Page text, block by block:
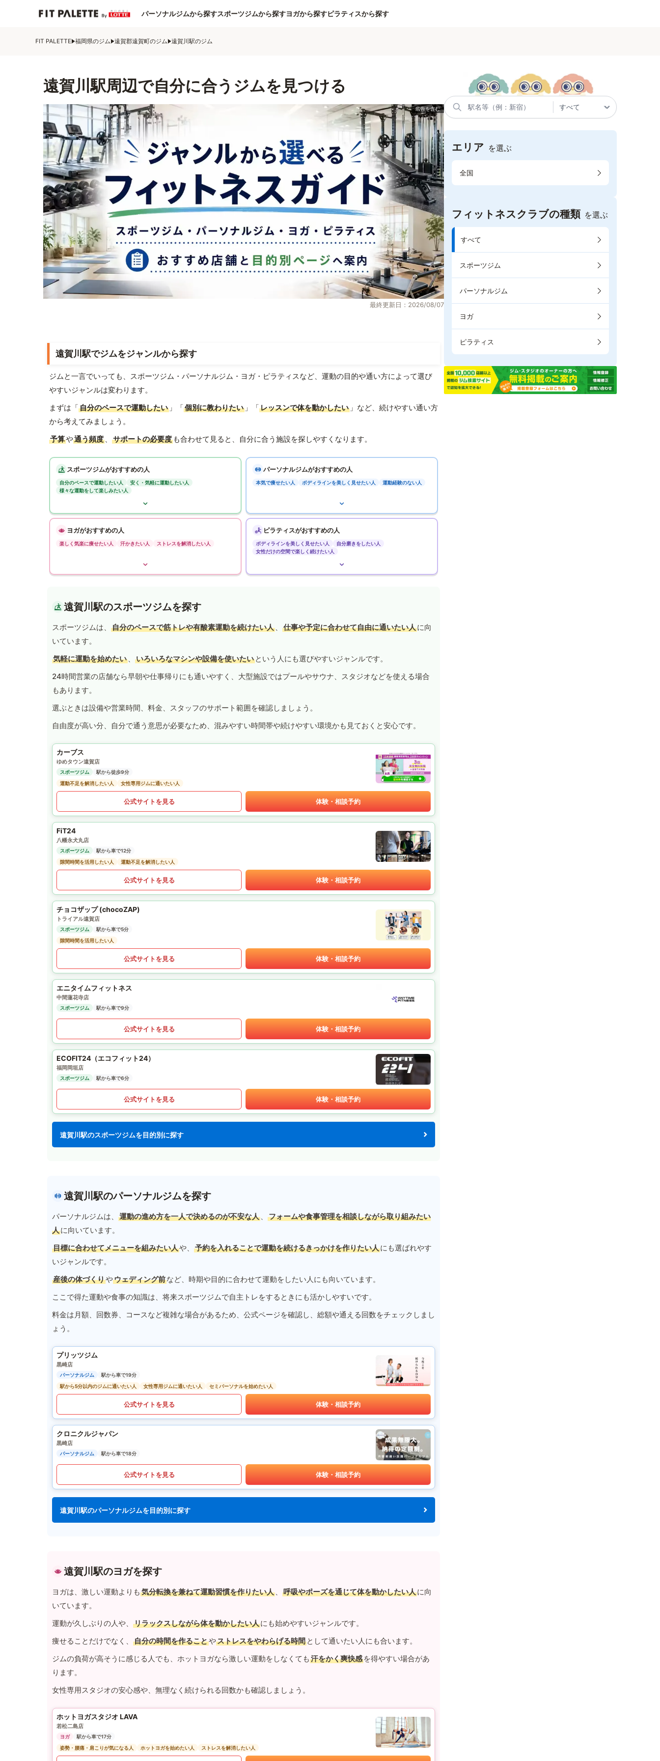
パーソナルジムから探すスポーツジムから探すヨガから探すピラティスから探す
FIT PALETTE 福岡県のジム 遠賀郡遠賀町のジム 遠賀川駅のジム
遠賀川駅周辺で自分に合うジムを見つける
最終更新日：2026/08/07
遠賀川駅でジムをジャンルから探す
ジムと一言でいっても、スポーツジム・パーソナルジム・ヨガ・ピラティスなど、運動の目的や通い方によって選び
やすいジャンルは変わります。
まずは「自分のペースで運動したい 」「個別に教わりたい 」「レッスンで体を動かしたい 」など、続けやすい通い方
から考えてみましょう。
予算や通う頻度 、 サポートの必要度 も合わせて見ると、自分に合う施設を探しやすくなります。
スポーツジムがおすすめの人
自分のペースで運動したい人
安く・気軽に運動したい人
様々な運動をして楽しみたい人
パーソナルジムがおすすめの人
本気で痩せたい人 ボディラインを美しく見せたい人 運動経験のない人
ヨガがおすすめの人
楽しく気楽に痩せたい人 汗かきたい人 ストレスを解消したい人
ピラティスがおすすめの人
ボディラインを美しく見せたい人
自分磨きをしたい人
女性だけの空間で楽しく続けたい人
遠賀川駅のスポーツジムを探す
スポーツジムは、 自分のペースで筋トレや有酸素運動を続けたい人 、 仕事や予定に合わせて自由に通いたい人に向
いています。
気軽に運動を始めたい 、 いろいろなマシンや設備を使いたい という人にも選びやすいジャンルです。
24時間営業の店舗なら早朝や仕事帰りにも通いやすく、大型施設ではプールやサウナ、スタジオなどを使える場合
もあります。
選ぶときは設備や営業時間、料金、スタッフのサポート範囲を確認しましょう。
自由度が高い分、自分で通う意思が必要なため、混みやすい時間帯や続けやすい環境かも見ておくと安心です。
カーブス
ゆめタウン遠賀店
スポーツジム
駅から徒歩9分
運動不足を解消したい人
女性専用ジムに通いたい人
公式サイトを見る 体験・相談予約
FiT24
八幡永犬丸店
スポーツジム
駅から車で12分
隙間時間を活用したい人
運動不足を解消したい人
公式サイトを見る 体験・相談予約
チョコザップ (chocoZAP)
トライアル遠賀店
スポーツジム
駅から車で5分
隙間時間を活用したい人
公式サイトを見る 体験・相談予約
エニタイムフィットネス
中間蓮花寺店
スポーツジム 駅から車で9分
公式サイトを見る 体験・相談予約
ECOFIT24（エコフィット24）
福岡岡垣店
スポーツジム 駅から車で6分
公式サイトを見る 体験・相談予約
遠賀川駅のスポーツジムを目的別に探す
遠賀川駅のパーソナルジムを探す
パーソナルジムは、 運動の進め方を一人で決めるのが不安な人 、
フォームや食事管理を相談しながら取り組みたい
人に向いています。
目標に合わせてメニューを組みたい人や、 予約を入れることで運動を続けるきっかけを作りたい人にも選ばれやす
いジャンルです。
産後の体づくりやウェディング前など、時期や目的に合わせて運動をしたい人にも向いています。
ここで得た運動や食事の知識は、将来スポーツジムで自主トレをするときにも活かしやすいです。
料金は月額、回数券、コースなど複雑な場合があるため、公式ページを確認し、総額や通える回数をチェックしまし
ょう。
プリッツジム
黒崎店
パーソナルジム
駅から車で19分
駅から5分以内のジムに通いたい人
女性専用ジムに通いたい人 セミパーソナルを始めたい人
公式サイトを見る 体験・相談予約
クロニクルジャパン
黒崎店
パーソナルジム 駅から車で18分
公式サイトを見る 体験・相談予約
遠賀川駅のパーソナルジムを目的別に探す
遠賀川駅のヨガを探す
ヨガは、激しい運動よりも 気分転換を兼ねて運動習慣を作りたい人 、 呼吸やポーズを通じて体を動かしたい人に向
いています。
運動が久しぶりの人や、
リラックスしながら体を動かしたい人にも始めやすいジャンルです。
痩せることだけでなく、
自分の時間を作ることやストレスをやわらげる時間 として通いたい人にも合います。
ジムの負荷が高そうに感じる人でも、ホットヨガなら激しい運動をしなくても 汗をかく爽快感 を得やすい場合があ
ります。
女性専用スタジオの安心感や、無理なく続けられる回数かも確認しましょう。
ホットヨガスタジオ LAVA
若松二島店
ヨガ
駅から車で17分
姿勢・腰痛・肩こりが気になる人
ホットヨガを始めたい人 ストレスを解消したい人
エリア を選ぶ
全国
フィットネスクラブの種類 を選ぶ
すべて
スポーツジム
パーソナルジム
ヨガ
ピラティス